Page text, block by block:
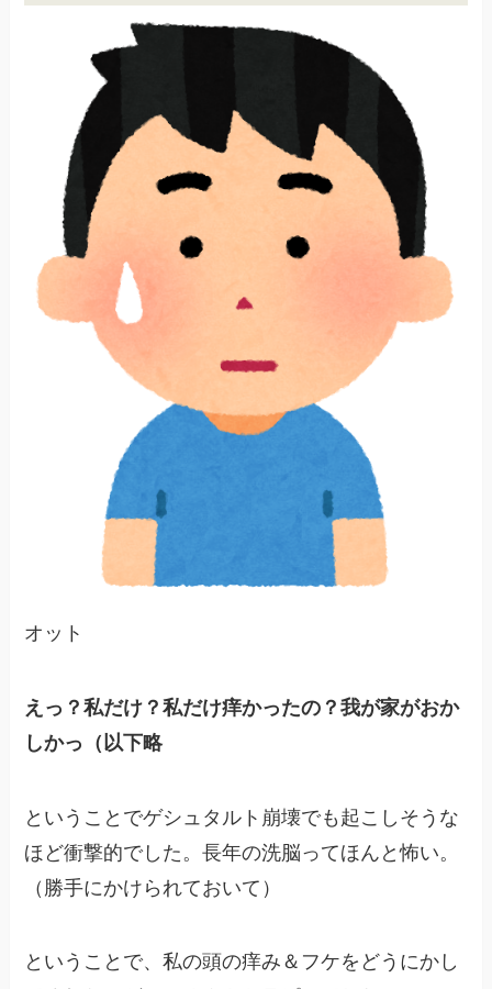
オット
えっ？私だけ？私だけ痒かったの？我が家がおか
しかっ（以下略
ということでゲシュタルト崩壊でも起こしそうな
ほど衝撃的でした。長年の洗脳ってほんと怖い。
（勝手にかけられておいて）
ということで、私の頭の痒み＆フケをどうにかし